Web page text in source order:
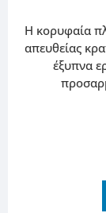
Η κορυφαία
απευθείας
έξυπνα